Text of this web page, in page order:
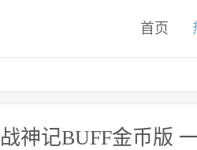
首页
神记BUFF金币版